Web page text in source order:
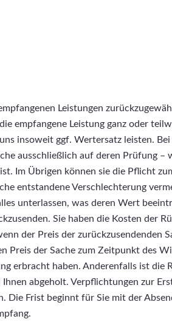
Leistungen
empfangene Leistung ganz oder
insoweit ggf. Wertersatz leisten.
ausschließlich auf deren Prüfung –
Im Übrigen können sie die Pflicht
entstandene Verschlechterung
unterlassen, was deren Wert
Sie haben die Kosten der
der Preis der zurückzusendenden
Preis der Sache zum Zeitpunkt des
erbracht haben. Anderenfalls ist die
abgeholt. Verpflichtungen zur
Die Frist beginnt für Sie mit der